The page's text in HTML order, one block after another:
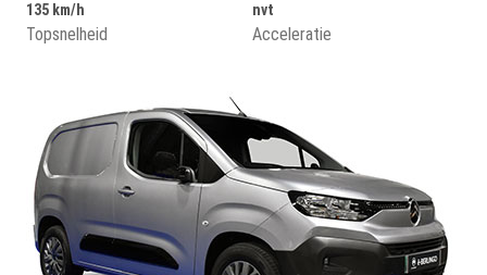
135 km/h
Topsnelheid
nvt
Acceleratie